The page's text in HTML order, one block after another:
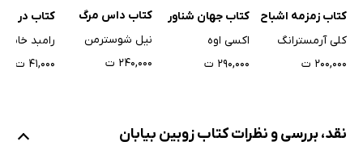
کتاب زمزمه اشباح
کلی آرمسترانگ
۲۰۰,۰۰۰ ت
کتاب جهان شناور
اکسی اوه
۲۹۰,۰۰۰ ت
کتاب داس مرگ
نیل شوسترمن
۲۴۰,۰۰۰ ت
کتاب در
رامبد
۴۱,۰۰۰ ت
نقد، بررسی و نظرات کتاب زوبین بیابان